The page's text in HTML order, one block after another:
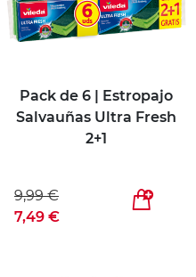
Pack de 6 | Estropajo
Salvauñas Ultra Fresh
2+1
9,99 €
7,49 €